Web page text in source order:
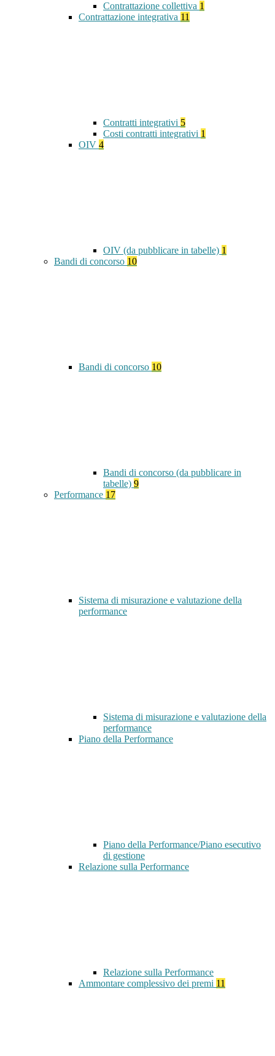
Contrattazione collettiva 1
Contrattazione integrativa 11
Contratti integrativi 5
Costi contratti integrativi 1
OIV 4
OIV (da pubblicare in tabelle) 1
Bandi di concorso 10
Bandi di concorso 10
Bandi di concorso (da pubblicare in
tabelle) 9
Performance 17
Sistema di misurazione e valutazione della
performance
Sistema di misurazione e valutazione della
performance
Piano della Performance
Piano della Performance/Piano esecutivo
di gestione
Relazione sulla Performance
Relazione sulla Performance
Ammontare complessivo dei premi 11